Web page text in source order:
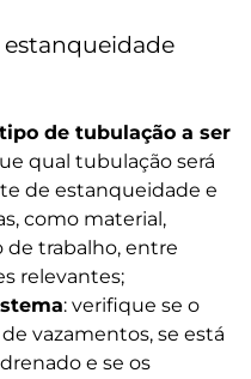
de tubulação a ser
qual tubulação será
de estanqueidade e
como material,
de trabalho, entre
relevantes;
: verifique se o
vazamentos, se está
e se os